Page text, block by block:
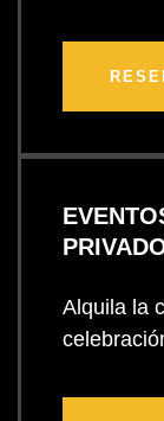
Alquila la